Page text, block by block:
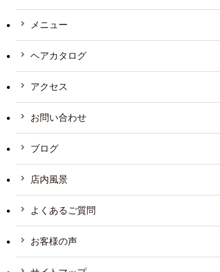
メニュー
ヘアカタログ
アクセス
お問い合わせ
ブログ
店内風景
よくあるご質問
お客様の声